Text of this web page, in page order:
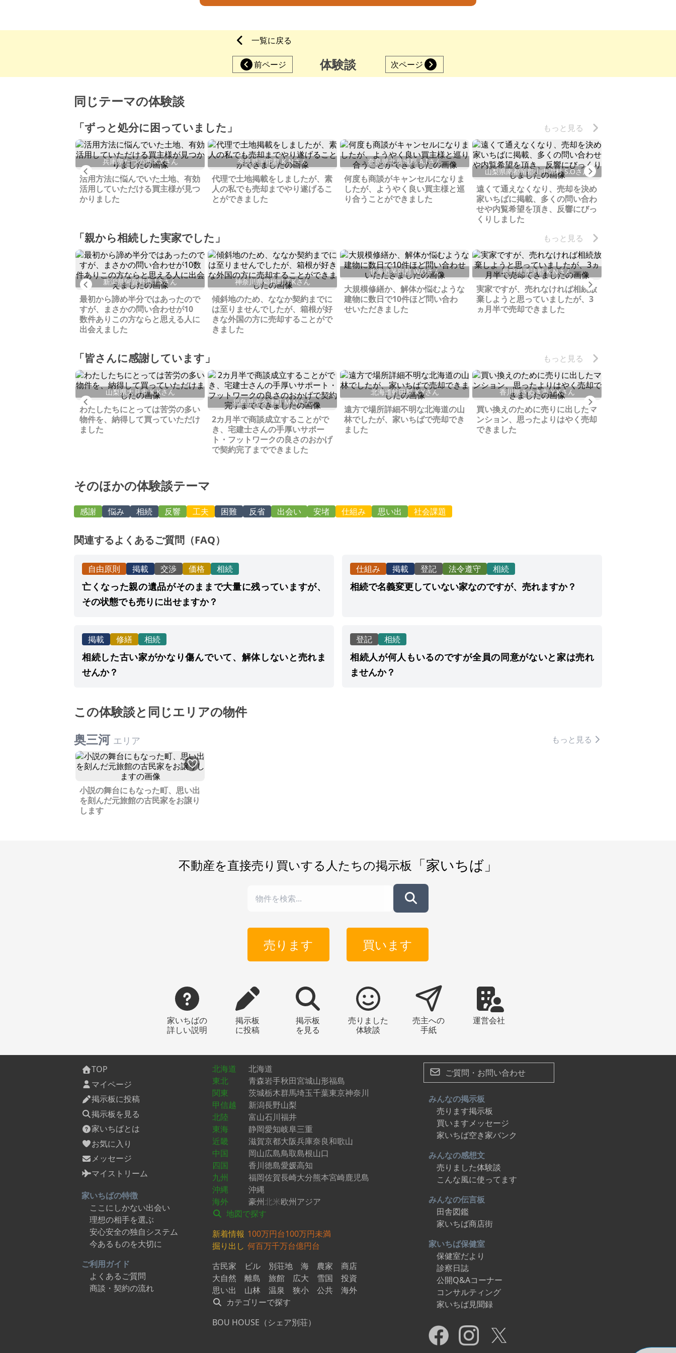
一覧に戻る
前ページ 体験談 次ページ
同じテーマの体験談
「ずっと処分に困っていました」 もっと見る
Previous
兵庫県たつの市 K.Yさん
活用方法に悩んでいた土地、有効
活用していただける買主様が見つ
かりました
奈良県宇陀郡 K.Nさん
代理で土地掲載をしましたが、素
人の私でも売却までやり遂げるこ
とができました
奈良県北葛城郡 A.Iさん
何度も商談がキャンセルになりま
したが、ようやく良い買主様と巡
り合うことができました
山梨県南都留郡山中湖村 S.Oさん
遠くて通えなくなり、売却を決め
家いちばに掲載、多くの問い合わ
せや内覧希望を頂き、反響にびっ
くりしました
Next
「親から相続した実家でした」 もっと見る
Previous
新潟県阿賀野市 I.Sさん
最初から諦め半分ではあったので
すが、まさかの問い合わせが10
数件ありこの方ならと思える人に
出会えました
神奈川県箱根町 T.Kさん
傾斜地のため、ななか契約までに
は至りませんでしたが、箱根が好
きな外国の方に売却することがで
きました
北海道茅部郡 W.Oさん
大規模修繕か、解体か悩むような
建物に数日で10件ほど問い合わ
せいただきました
長野県諏訪郡 K.Nさん
実家ですが、売れなければ相続放
棄しようと思っていましたが、3
ヵ月半で売却できました
Next
「皆さんに感謝しています」 もっと見る
Previous
山梨県大月市 K.Kさん
わたしたちにとっては苦労の多い
物件を、納得して買っていただけ
ました
福島県南会津町 M.Nさん
2カ月半で商談成立することがで
き、宅建士さんの手厚いサポー
ト・フットワークの良さのおかげ
で契約完了までできました
北海道虻田郡 K.Yさん
遠方で場所詳細不明な北海道の山
林でしたが、家いちばで売却でき
ました
香川県さぬき市 Y.Kさん
買い換えのために売りに出したマ
ンション、思ったよりはやく売却
できました
そのほかの体験談テーマ
感謝 悩み 相続 反響 工夫 困難 反省 出会い 安堵 仕組み 思い出 社会課題
関連するよくあるご質問（FAQ）
自由原則 掲載 交渉 価格 相続
亡くなった親の遺品がそのままで大量に残っていますが、
その状態でも売りに出せますか？
仕組み 掲載 登記 法令遵守 相続
相続で名義変更していない家なのですが、売れますか？
掲載 修繕 相続
相続した古い家がかなり傷んでいて、解体しないと売れま
せんか？
登記 相続
相続人が何人もいるのですが全員の同意がないと家は売れ
ませんか？
この体験談と同じエリアの物件
奥三河 エリア もっと見る
小説の舞台にもなった町、思い出
を刻んだ元旅館の古民家をお譲り
します
不動産を直接売り買いする人たちの掲示板 「家いちば」
売ります 買います
家いちばの
詳しい説明
掲示板
に投稿
掲示板
を見る
売りました
体験談
売主への
手紙
運営会社
TOP
マイページ
掲示板に投稿
掲示板を見る
家いちばとは
お気に入り
メッセージ
マイストリーム
家いちばの特徴
ここにしかない出会い
理想の相手を選ぶ
安心安全の独自システム
今あるものを大切に
ご利用ガイド
よくあるご質問
商談・契約の流れ
北海道
北海道
東北
青森岩手秋田宮城山形福島
関東
茨城栃木群馬埼玉千葉東京神奈川
甲信越
新潟長野山梨
北陸
富山石川福井
東海
静岡愛知岐阜三重
近畿
滋賀京都大阪兵庫奈良和歌山
中国
岡山広島鳥取島根山口
四国
香川徳島愛媛高知
九州
福岡佐賀長崎大分熊本宮崎鹿児島
沖縄
沖縄
海外
豪州北米欧州アジア
地図で探す
新着情報 100万円台100万円未満
掘り出し 何百万千万台億円台
古民家
ビル 別荘地 海 農家
商店
大自然
離島 旅館 広大 雪国
投資
思い出
山林 温泉 狭小 公共
海外
カテゴリーで探す
BOU HOUSE（シェア別荘）
ご質問・お問い合わせ
みんなの掲示板
売ります掲示板
買いますメッセージ
家いちば空き家バンク
みんなの感想文
売りました体験談
こんな風に使ってます
みんなの伝言板
田舎図鑑
家いちば商店街
家いちば保健室
保健室だより
診察日誌
公開Q&Aコーナー
コンサルティング
家いちば見聞録